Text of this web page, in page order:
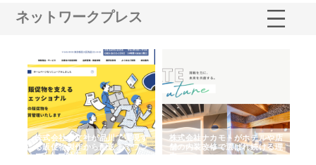
ネットワークプレス
株式会社耕文社が品川で実現す
る販促物製作から配送までワン
ストップ対応
株式会社ナカモトがホテルや店
舗の内装改修で選ばれ続ける理
由